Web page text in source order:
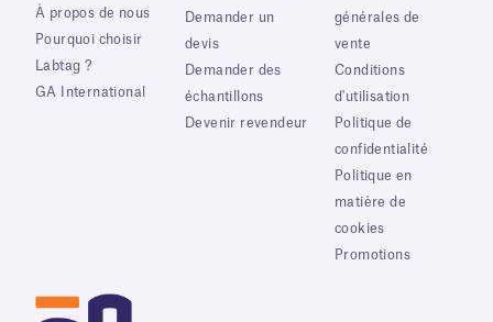
À propos de nous
Pourquoi choisir
Labtag ?
GA International
Demander un
devis
Demander des
échantillons
Devenir revendeur
générales de
vente
Conditions
d'utilisation
Politique de
confidentialité
Politique en
matière de
cookies
Promotions